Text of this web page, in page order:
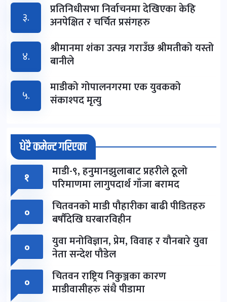
३.
प्रतिनिधीसभा निर्वाचनमा देखिएका केहि
अनपेक्षित र चर्चित प्रसंगहरु
४.
श्रीमानमा शंका उत्पन्न गराउँछ श्रीमतीको यस्तो
बानीले
५.
माडीको गोपालनगरमा एक युवकको
संकाश्पद मृत्यु
धेरै कमेन्ट गरिएका
१ माडी-९, हनुमानझुलाबाट प्रहरीले ठूलो
परिमाणमा लागुपदार्थ गाँजा बरामद
०
चितवनको माडी पौहारीका बाढी पीडितहरु
बर्षौंदेखि घरबारविहीन
०
युवा मनोविज्ञान, प्रेम, विवाह र यौनबारे युवा
नेता सन्देश पौडेल
०
चितवन राष्ट्रिय निकुञ्जका कारण
माडीवासीहरु संधै पीडामा